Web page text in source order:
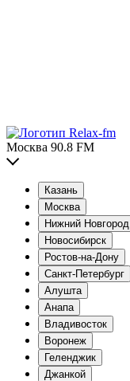
Москва 90.8 FM
Казань
Москва
Нижний Новгород
Новосибирск
Ростов-на-Дону
Санкт-Петербург
Алушта
Анапа
Владивосток
Воронеж
Геленджик
Джанкой